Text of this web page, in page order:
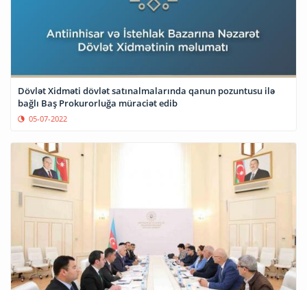
Dövlət Xidməti dövlət satınalmalarında qanun pozuntusu ilə
bağlı Baş Prokurorluğa müraciət edib
05-07-2022